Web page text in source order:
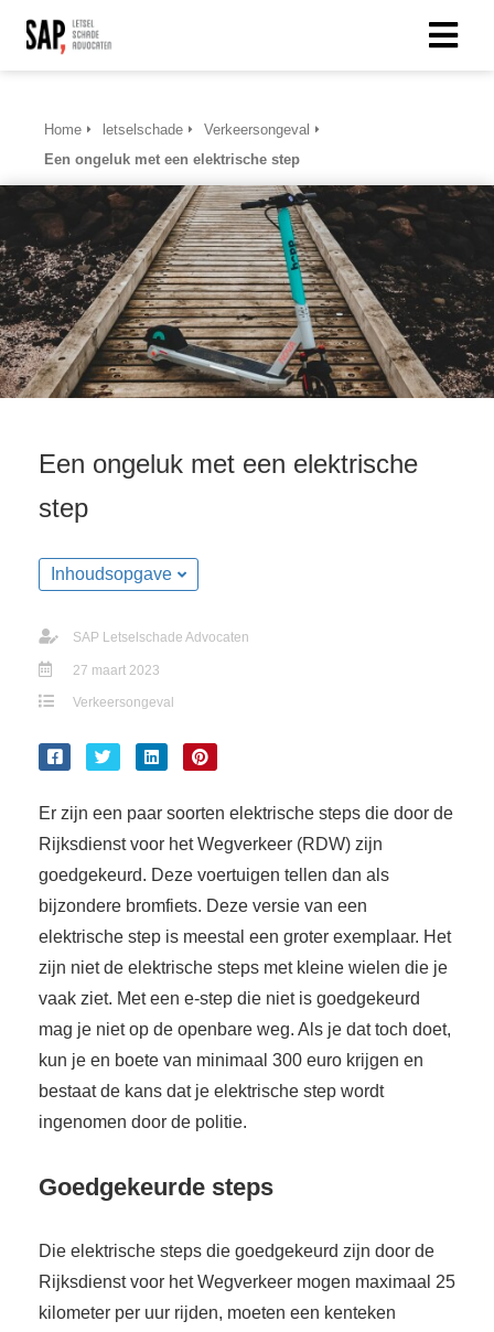
Home letselschade
Verkeersongeval
Een ongeluk met een elektrische step
Een ongeluk met een elektrische
step
Inhoudsopgave
SAP Letselschade Advocaten
27 maart 2023
Verkeersongeval
Er zijn een paar soorten elektrische steps die door de
Rijksdienst voor het Wegverkeer (RDW) zijn
goedgekeurd. Deze voertuigen tellen dan als
bijzondere bromfiets. Deze versie van een
elektrische step is meestal een groter exemplaar. Het
zijn niet de elektrische steps met kleine wielen die je
vaak ziet. Met een e-step die niet is goedgekeurd
mag je niet op de openbare weg. Als je dat toch doet,
kun je en boete van minimaal 300 euro krijgen en
bestaat de kans dat je elektrische step wordt
ingenomen door de politie.
Goedgekeurde steps
Die elektrische steps die goedgekeurd zijn door de
Rijksdienst voor het Wegverkeer mogen maximaal 25
kilometer per uur rijden, moeten een kenteken